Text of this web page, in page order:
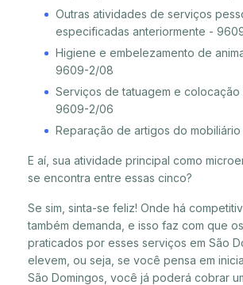
Outras atividades de serviços
especificadas anteriormente -
Higiene e embelezamento de
9609-2/08
Serviços de tatuagem e
9609-2/06
Reparação de artigos do
E aí, sua atividade principal como
se encontra entre essas cinco?
Se sim, sinta-se feliz! Onde há
também demanda, e isso faz com que
praticados por esses serviços em São
elevem, ou seja, se você pensa em
São Domingos, você já poderá cobrar